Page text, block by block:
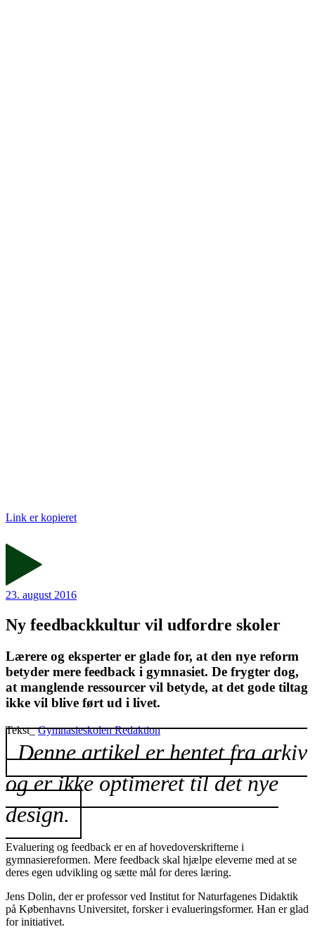
Link er kopieret
23. august 2016
Ny feedbackkultur vil udfordre skoler
Lærere og eksperter er glade for, at den nye reform
betyder mere feedback i gymnasiet. De frygter dog,
at manglende ressourcer vil betyde, at det gode tiltag
ikke vil blive ført ud i livet.
Tekst_Gymnasieskolen Redaktion
Denne artikel er hentet fra arkiv
og er ikke optimeret til det nye
design.
Evaluering og feedback er en af hovedoverskrifterne i
gymnasiereformen. Mere feedback skal hjælpe eleverne med at se
deres egen udvikling og sætte mål for deres læring.
Jens Dolin, der er professor ved Institut for Naturfagenes Didaktik
på Københavns Universitet, forsker i evalueringsformer. Han er glad
for initiativet.